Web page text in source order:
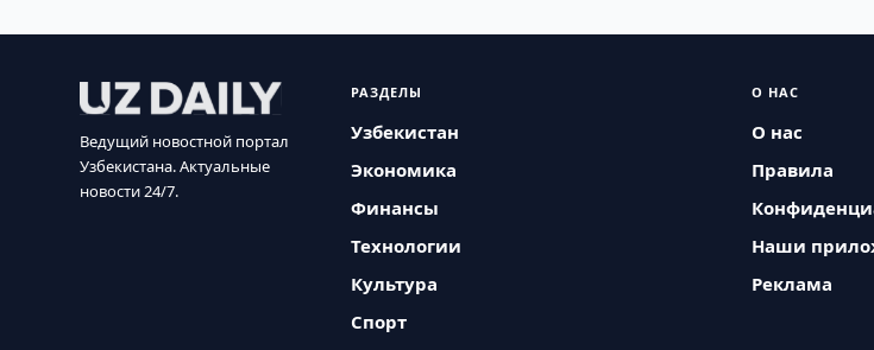
Ведущий новостной портал
Узбекистана. Актуальные
новости 24/7.
РАЗДЕЛЫ
Узбекистан
Экономика
Финансы
Технологии
Культура
Спорт
О НАС
О нас
Правила
Наши
Реклама